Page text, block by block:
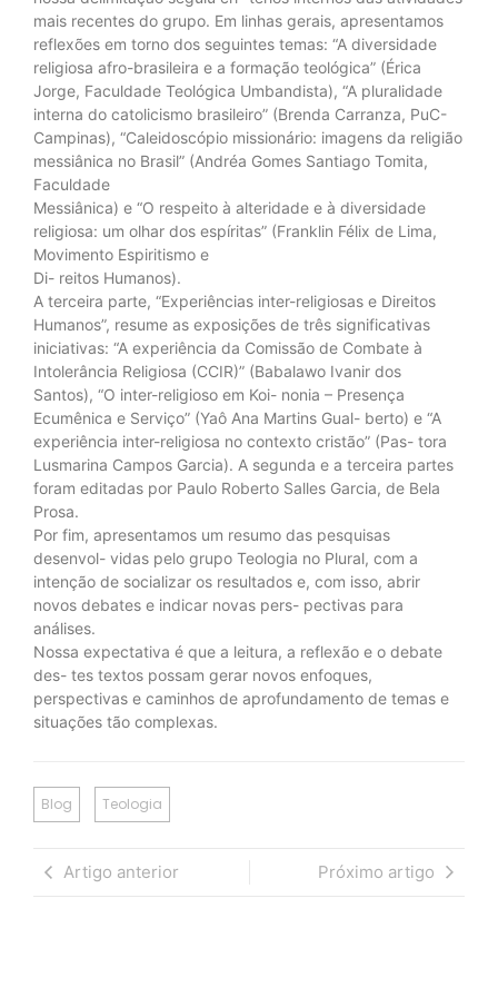
mais recentes do grupo. Em linhas gerais, apresentamos
reflexões em torno dos seguintes temas: “A diversidade
religiosa afro-brasileira e a formação teológica” (Érica
Jorge, Faculdade Teológica Umbandista), “A pluralidade
interna do catolicismo brasileiro” (Brenda Carranza, PuC-
Campinas), “Caleidoscópio missionário: imagens da religião
messiânica no Brasil” (Andréa Gomes Santiago Tomita,
Faculdade
Messiânica) e “O respeito à alteridade e à diversidade
religiosa: um olhar dos espíritas” (Franklin Félix de Lima,
Movimento Espiritismo e
Di- reitos Humanos).
A terceira parte, “Experiências inter-religiosas e Direitos
Humanos”, resume as exposições de três significativas
iniciativas: “A experiência da Comissão de Combate à
Intolerância Religiosa (CCIR)” (Babalawo Ivanir dos
Santos), “O inter-religioso em Koi- nonia – Presença
Ecumênica e Serviço” (Yaô Ana Martins Gual- berto) e “A
experiência inter-religiosa no contexto cristão” (Pas- tora
Lusmarina Campos Garcia). A segunda e a terceira partes
foram editadas por Paulo Roberto Salles Garcia, de Bela
Prosa.
Por fim, apresentamos um resumo das pesquisas
desenvol- vidas pelo grupo Teologia no Plural, com a
intenção de socializar os resultados e, com isso, abrir
novos debates e indicar novas pers- pectivas para
análises.
Nossa expectativa é que a leitura, a reflexão e o debate
des- tes textos possam gerar novos enfoques,
perspectivas e caminhos de aprofundamento de temas e
situações tão complexas.
Blog Teologia
Artigo anterior Próximo artigo